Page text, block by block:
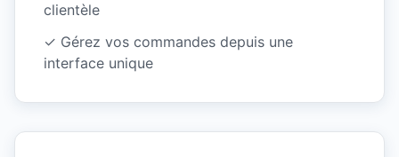
clientèle
✓ Gérez vos commandes depuis une
interface unique